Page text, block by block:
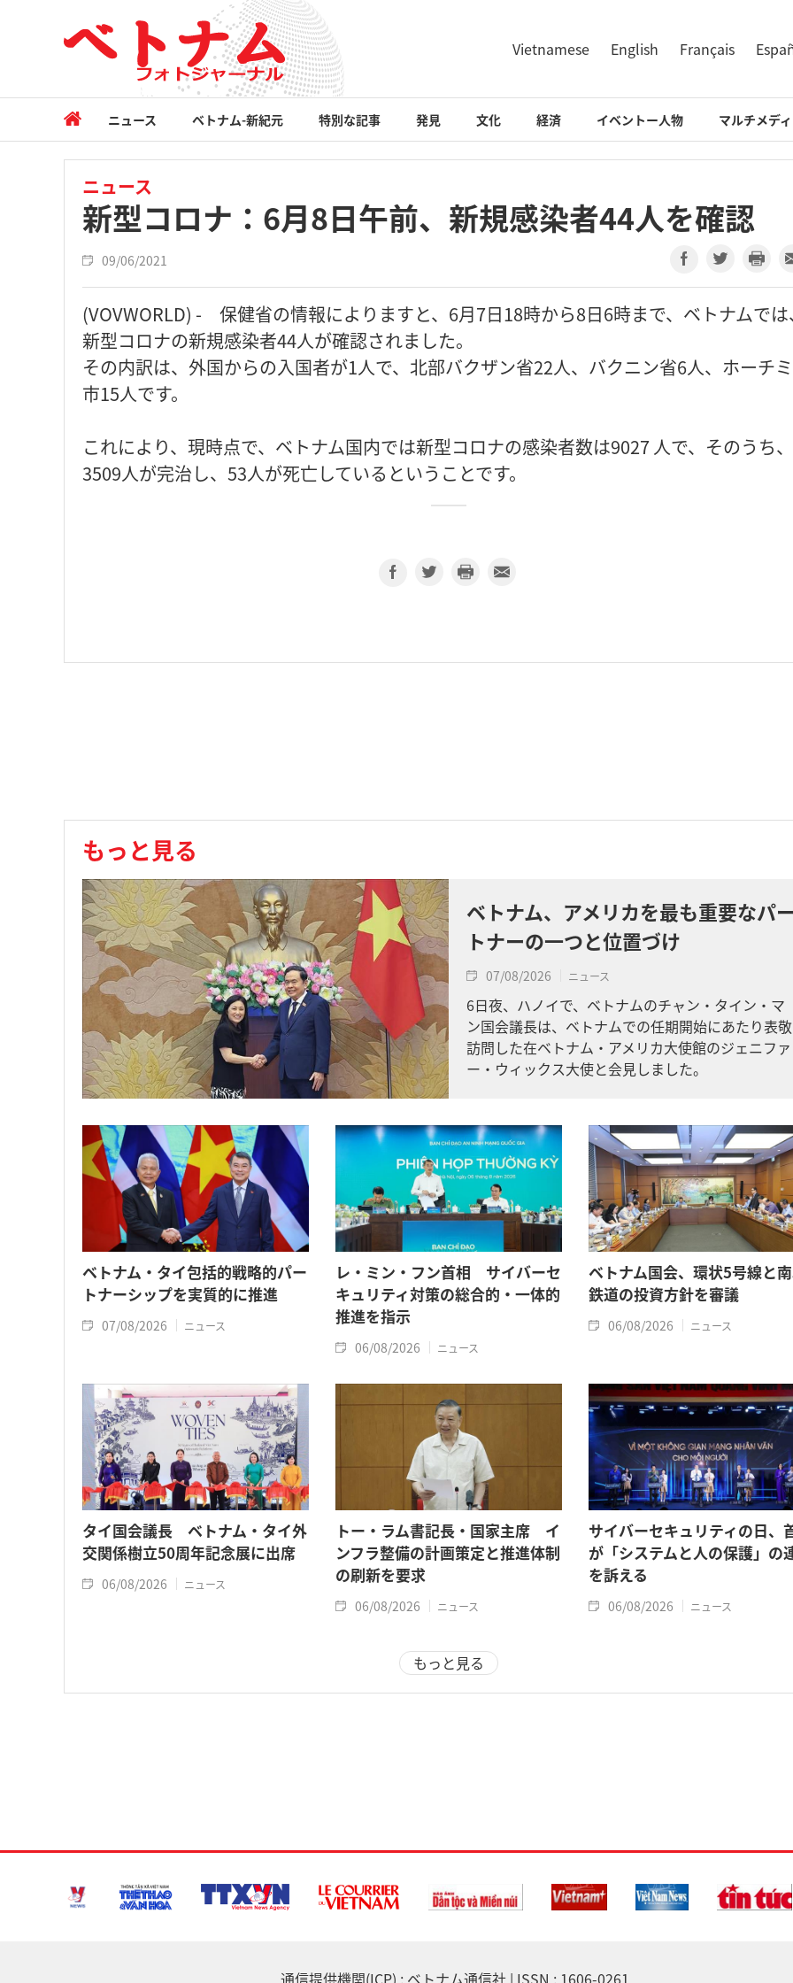
Vietnamese English Français
ニュース ベトナム-新紀元 特別な記事 発見 文化 経済 イベントー人物 マルチメデ
ニュース
新型コロナ：6月8日午前、新規感染者44人を確認
09/06/2021
(VOVWORLD) - 保健省の情報によりますと、6月7日18時から8日6時まで、ベトナムで
新型コロナの新規感染者44人が確認されました。
その内訳は、外国からの入国者が1人で、北部バクザン省22人、バクニン省6人、ホーチ
市15人です。
これにより、現時点で、ベトナム国内では新型コロナの感染者数は9027 人で、そのうち、
3509人が完治し、53人が死亡しているということです。
もっと見る
ベトナム、アメリカを最も重要なパ
トナーの一つと位置づけ
07/08/2026 ニュース
6日夜、ハノイで、ベトナムのチャン・タイン・マ
ン国会議長は、ベトナムでの任期開始にあたり表敬
訪問した在ベトナム・アメリカ大使館のジェニファ
ー・ウィックス大使と会見しました。
ベトナム・タイ包括的戦略的パー
トナーシップを実質的に推進
07/08/2026 ニュース
レ・ミン・フン首相 サイバーセ
キュリティ対策の総合的・一体的
推進を指示
06/08/2026 ニュース
ベトナム国会、環状5号線と
鉄道の投資方針を審議
06/08/2026 ニュース
タイ国会議長 ベトナム・タイ外
交関係樹立50周年記念展に出席
06/08/2026 ニュース
トー・ラム書記長・国家主席 イ
ンフラ整備の計画策定と推進体制
の刷新を要求
06/08/2026 ニュース
サイバーセキュリティの日、
が「システムと人の保護」の
を訴える
06/08/2026 ニュース
もっと見る
通信提供機関(ICP) : ベトナム通信社 | ISSN : 1606-0261